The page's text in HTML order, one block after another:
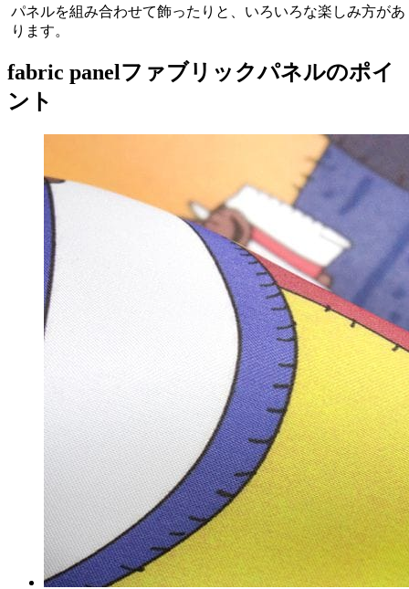
パネルを組み合わせて飾ったりと、いろいろな楽しみ方があ
ります。
fabric panelファブリックパネルのポイ
ント